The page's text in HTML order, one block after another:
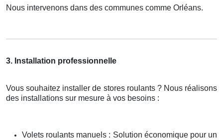
Nous intervenons dans des communes comme Orléans.
3. Installation professionnelle
Vous souhaitez installer de stores roulants ? Nous réalisons
des installations sur mesure à vos besoins :
Volets roulants manuels : Solution économique pour un